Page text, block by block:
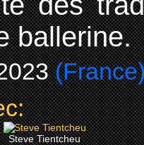
ballerine.
Steve Tientcheu